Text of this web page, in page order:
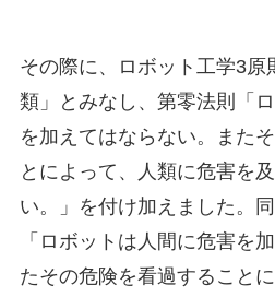
その際に、ロボット工学3原
類」とみなし、第零法則「
を加えてはならない。また
とによって、人類に危害を
い。」を付け加えました。
「ロボットは人間に危害を
たその危険を看過すること